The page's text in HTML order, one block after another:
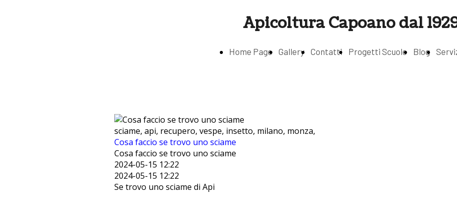
Apicoltura Capoano dal
Home Page Gallery Contatti Progetti Scuole Blog
sciame, api, recupero, vespe, insetto, milano, monza,
Cosa faccio se trovo uno sciame
Cosa faccio se trovo uno sciame
2024-05-15 12:22
2024-05-15 12:22
Se trovo uno sciame di Api